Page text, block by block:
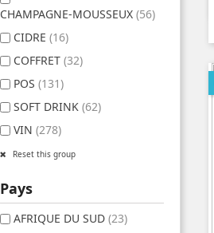
CHAMPAGNE-MOUSSEUX (56)
CIDRE (16)
COFFRET (32)
POS (131)
SOFT DRINK (62)
VIN (278)
Reset this group
Pays
AFRIQUE DU SUD (23)